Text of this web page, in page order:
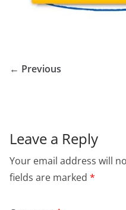
← Previous
Leave a Reply
Your email address will
fields are marked *